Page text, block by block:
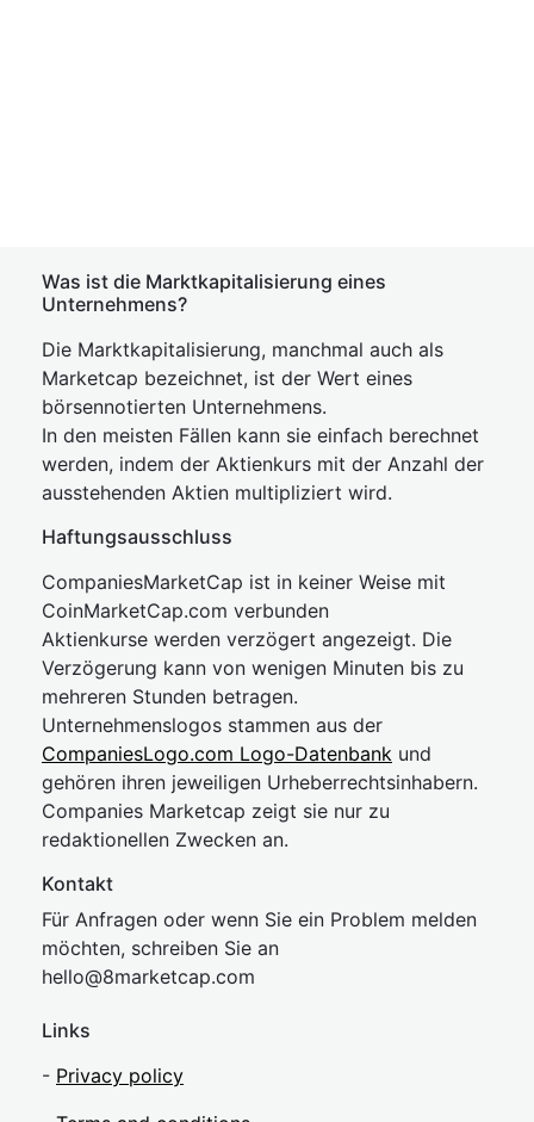
Was ist die Marktkapitalisierung eines
Unternehmens?
Die Marktkapitalisierung, manchmal auch als
Marketcap bezeichnet, ist der Wert eines
börsennotierten Unternehmens.
In den meisten Fällen kann sie einfach berechnet
werden, indem der Aktienkurs mit der Anzahl der
ausstehenden Aktien multipliziert wird.
Haftungsausschluss
CompaniesMarketCap ist in keiner Weise mit
CoinMarketCap.com verbunden
Aktienkurse werden verzögert angezeigt. Die
Verzögerung kann von wenigen Minuten bis zu
mehreren Stunden betragen.
Unternehmenslogos stammen aus der
CompaniesLogo.com Logo-Datenbank und
gehören ihren jeweiligen Urheberrechtsinhabern.
Companies Marketcap zeigt sie nur zu
redaktionellen Zwecken an.
Kontakt
Für Anfragen oder wenn Sie ein Problem melden
möchten, schreiben Sie an
hello@8marketcap.com
Links
- Privacy policy